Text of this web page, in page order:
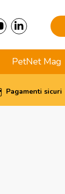
PetNet Mag
Pagamenti sicuri